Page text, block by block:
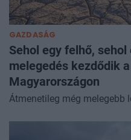
GAZDASÁG
Sehol egy felhő,
melegedés kezdődik
Magyarországon
Átmenetileg még melegebb